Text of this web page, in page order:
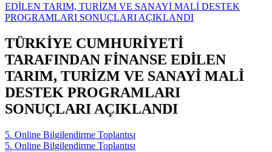
EDİLEN TARIM, TURİZM VE SANAYİ MALİ DESTEK
PROGRAMLARI SONUÇLARI AÇIKLANDI
TÜRKİYE CUMHURİYETİ
TARAFINDAN FİNANSE EDİLEN
TARIM, TURİZM VE SANAYİ MALİ
DESTEK PROGRAMLARI
SONUÇLARI AÇIKLANDI
5. Online Bilgilendirme Toplantısı
5. Online Bilgilendirme Toplantısı